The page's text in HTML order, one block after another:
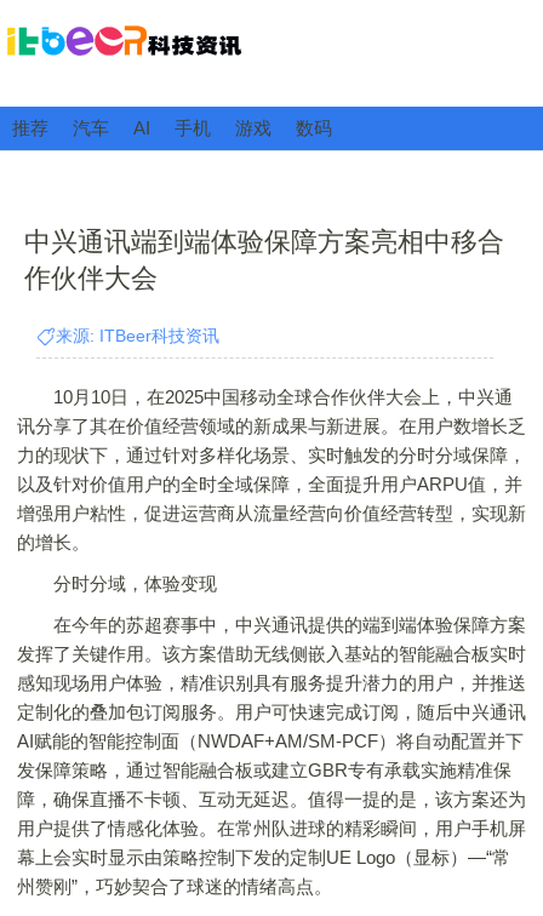
推荐 汽车 AI 手机 游戏 数码
中兴通讯端到端体验保障方案亮相中移合
作伙伴大会
来源: ITBeer科技资讯
10月10日，在2025中国移动全球合作伙伴大会上，中兴通
讯分享了其在价值经营领域的新成果与新进展。在用户数增长乏
力的现状下，通过针对多样化场景、实时触发的分时分域保障，
以及针对价值用户的全时全域保障，全面提升用户ARPU值，并
增强用户粘性，促进运营商从流量经营向价值经营转型，实现新
的增长。
分时分域，体验变现
在今年的苏超赛事中，中兴通讯提供的端到端体验保障方案
发挥了关键作用。该方案借助无线侧嵌入基站的智能融合板实时
感知现场用户体验，精准识别具有服务提升潜力的用户，并推送
定制化的叠加包订阅服务。用户可快速完成订阅，随后中兴通讯
AI赋能的智能控制面（NWDAF+AM/SM-PCF）将自动配置并下
发保障策略，通过智能融合板或建立GBR专有承载实施精准保
障，确保直播不卡顿、互动无延迟。值得一提的是，该方案还为
用户提供了情感化体验。在常州队进球的精彩瞬间，用户手机屏
幕上会实时显示由策略控制下发的定制UE Logo（显标）—“常
州赞刚”，巧妙契合了球迷的情绪高点。